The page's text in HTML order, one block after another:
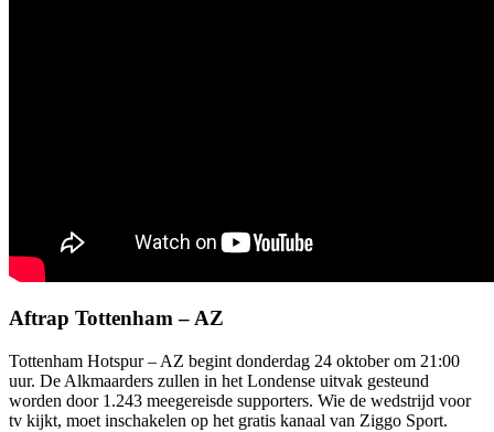
Aftrap Tottenham – AZ
Tottenham Hotspur – AZ begint donderdag 24 oktober om 21:00
uur. De Alkmaarders zullen in het Londense uitvak gesteund
worden door 1.243 meegereisde supporters. Wie de wedstrijd voor
tv kijkt, moet inschakelen op het gratis kanaal van Ziggo Sport.